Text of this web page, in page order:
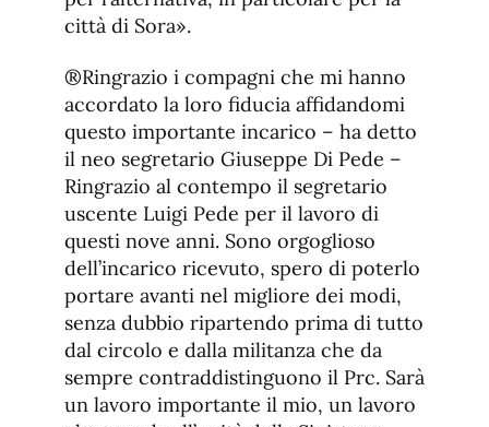
città di Sora».
®Ringrazio i compagni che mi hanno
accordato la loro fiducia affidandomi
questo importante incarico – ha detto
il neo segretario Giuseppe Di Pede –
Ringrazio al contempo il segretario
uscente Luigi Pede per il lavoro di
questi nove anni. Sono orgoglioso
dell’incarico ricevuto, spero di poterlo
portare avanti nel migliore dei modi,
senza dubbio ripartendo prima di tutto
dal circolo e dalla militanza che da
sempre contraddistinguono il Prc. Sarà
un lavoro importante il mio, un lavoro